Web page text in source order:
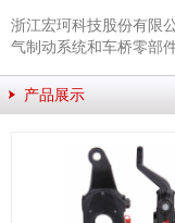
浙江宏珂科技股份有限
气制动系统和车桥零部
产品展示